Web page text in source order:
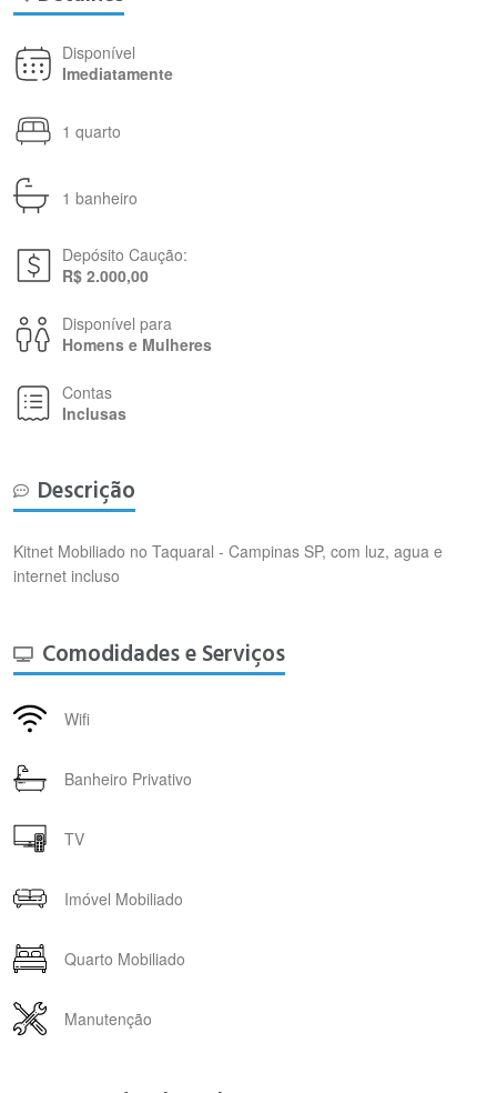
Disponível
Imediatamente
1 quarto
1 banheiro
Depósito Caução:
R$ 2.000,00
Disponível para
Homens e Mulheres
Contas
Inclusas
Descrição
Kitnet Mobiliado no Taquaral - Campinas SP, com luz, agua e
internet incluso
Comodidades e Serviços
Wifi
Banheiro Privativo
TV
Imóvel Mobiliado
Quarto Mobiliado
Manutenção